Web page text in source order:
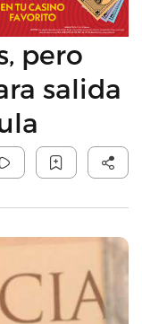
pero
salida